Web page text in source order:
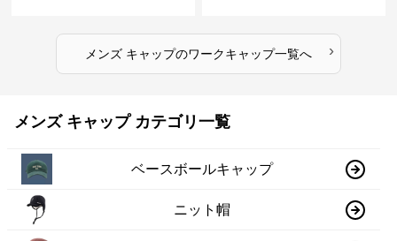
メンズ キャップのワークキャップ一覧へ ›
メンズ キャップ カテゴリ一覧
ベースボールキャップ
ニット帽